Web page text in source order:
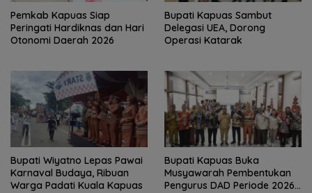
‎Pemkab Kapuas Siap
Peringati Hardiknas dan Hari
Otonomi Daerah 2026
Bupati Kapuas Sambut
Delegasi UEA, Dorong
Operasi Katarak
Bupati Wiyatno Lepas Pawai
Karnaval Budaya, Ribuan
Warga Padati Kuala Kapuas
Bupati Kapuas Buka
Musyawarah Pembentukan
Pengurus DAD Periode 2026–